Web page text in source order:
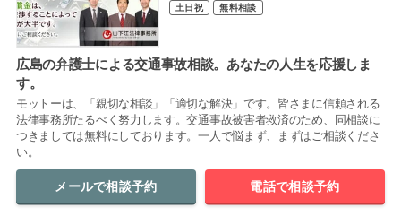
土日祝 無料相談
広島の弁護士による交通事故相談。あなたの人生を応援しま
す。
モットーは、「親切な相談」「適切な解決」です。皆さまに信頼される
法律事務所たるべく努力します。交通事故被害者救済のため、同相談に
つきましては無料にしております。一人で悩まず、まずはご相談くださ
い。
メールで相談予約 電話で相談予約